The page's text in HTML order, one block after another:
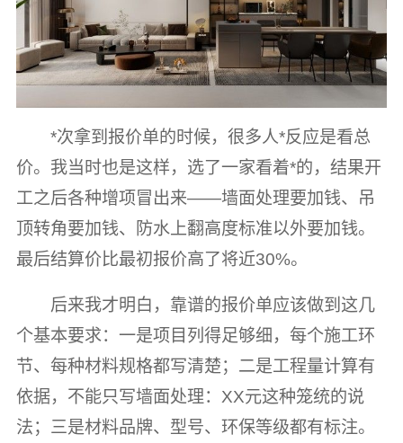
*次拿到报价单的时候，很多人*反应是看总
价。我当时也是这样，选了一家看着*的，结果开
工之后各种增项冒出来——墙面处理要加钱、吊
顶转角要加钱、防水上翻高度标准以外要加钱。
最后结算价比最初报价高了将近30%。
后来我才明白，靠谱的报价单应该做到这几
个基本要求：一是项目列得足够细，每个施工环
节、每种材料规格都写清楚；二是工程量计算有
依据，不能只写墙面处理：XX元这种笼统的说
法；三是材料品牌、型号、环保等级都有标注。